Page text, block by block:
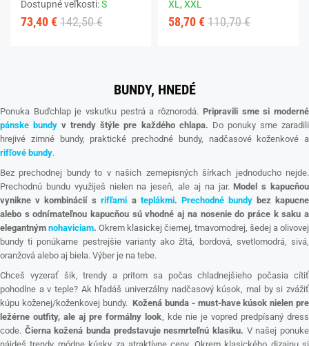
Dostupné veľkosti:S
73,40 € 142,50 €
XL,XXL
58,70 € 110,70 €
BUNDY, HNEDÉ
Ponuka Buďchlap je vskutku pestrá a rôznorodá. Pripravili sme si moderné
pánske bundy v trendy štýle pre každého chlapa. Do ponuky sme zaradili
hrejivé zimné bundy, praktické prechodné bundy, nadčasové koženkové a
rifľové bundy.
Bez prechodnej bundy to v našich zemepisných šírkach jednoducho nejde.
Prechodnú bundu využiješ nielen na jeseň, ale aj na jar.Model s kapucňou
vynikne v kombinácií srifľami a teplákmi. Prechodné bundybez kapucne
alebo s odnímateľnou kapucňou sú vhodné aj na nosenie do práce k saku a
elegantným nohaviciam. Okrem klasickej čiernej, tmavomodrej, šedej a olivovej
bundy ti ponúkame pestrejšie varianty ako žltá, bordová, svetlomodrá, sivá,
oranžová alebo aj biela. Výber je na tebe.
Chceš vyzerať šik, trendy a pritom sa počas chladnejšieho počasia cítiť
pohodlne a v teple? Ak hľadáš univerzálny nadčasový kúsok, mal by si zvážiť
kúpu koženej/koženkovej bundy.Kožená bunda - must-have kúsok nielen pre
ležérne outfity, ale aj pre formálny look , kde nie je vopred predpísaný dress
code. Čierna kožená bunda predstavuje nesmrteľnú klasiku. V našej ponuke